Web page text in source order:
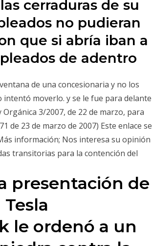
cerraduras de su
no pudieran
que si abría iban a
de adentro
de una concesionaria y no los
moverlo. y se le fue para delante
3/2007, de 22 de marzo, para
de 23 de marzo de 2007) Este enlace se
información; Nos interesa su opinión
transitorias para la contención del
presentación de
le ordenó a un